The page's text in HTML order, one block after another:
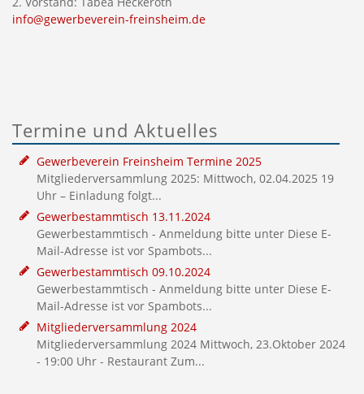
info@gewerbeverein-freinsheim.de
Termine und Aktuelles
Gewerbeverein Freinsheim Termine 2025
Mitgliederversammlung 2025: Mittwoch, 02.04.2025 19
Uhr – Einladung folgt...
Gewerbestammtisch 13.11.2024
Gewerbestammtisch - Anmeldung bitte unter Diese E-
Mail-Adresse ist vor Spambots...
Gewerbestammtisch 09.10.2024
Gewerbestammtisch - Anmeldung bitte unter Diese E-
Mail-Adresse ist vor Spambots...
Mitgliederversammlung 2024
Mitgliederversammlung 2024 Mittwoch, 23.Oktober 2024
- 19:00 Uhr - Restaurant Zum...